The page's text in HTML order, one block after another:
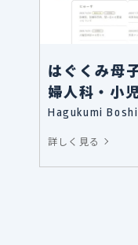
はぐくみ母
婦人科・小
Hagukumi
詳しく見る